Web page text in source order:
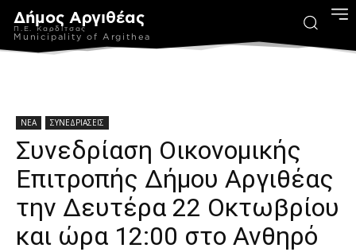
Δήμος Αργιθέας
Π.Ε. Καρδίτσας
Municipality of Argithea
ΝΕΑ ΣΥΝΕΔΡΙΑΣΕΙΣ
Συνεδρίαση Οικονομικής
Επιτροπής Δήμου Αργιθέας
την Δευτέρα 22 Οκτωβρίου
και ώρα 12:00 στο Ανθηρό